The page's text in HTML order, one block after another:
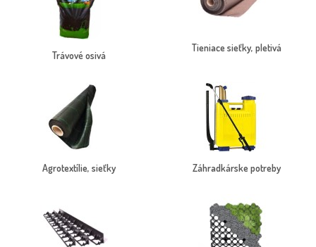
🚛 Doručujeme vlastnou dopravou – rýchlo a bezpečne až k vám
Objednajte si záhradnícke potreby z Maxgarden.sk a
výsadba pôjde ako po masle
Trávové osivá
Tieniace sieťky, pletivá
Agrotextílie, sieťky Záhradkárske potreby